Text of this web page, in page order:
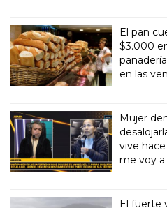
El pan
$3.000
en las
Mujer
vive hace
me voy a
El fuerte